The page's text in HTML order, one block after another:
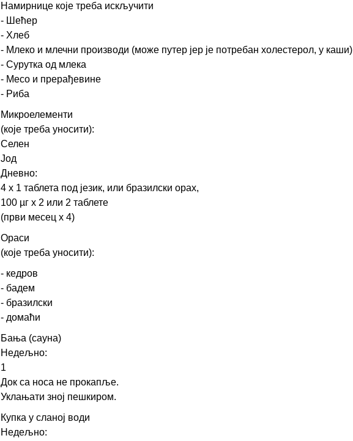
Намирнице које треба искључити
- Шећер
- Хлеб
- Млеко и млечни производи (може путер јер је потребан холестерол, у каши)
- Сурутка од млека
- Месо и прерађевине
- Риба
Микроелементи
(које треба уносити):
Селен
Јод
Дневно:
4 х 1 таблета под језик, или бразилски орах,
100 µг х 2 или 2 таблете
(први месец х 4)
Ораси
(које треба уносити):
- кедров
- бадем
- бразилски
- домаћи
Бања (сауна)
Недељно:
1
Док са носа не прокапље.
Уклањати зној пешкиром.
Купка у сланој води
Недељно: